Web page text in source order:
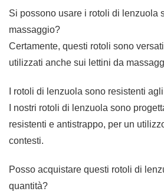
Si possono usare i rotoli di lenzuola
massaggio?
Certamente, questi rotoli sono
utilizzati anche sui lettini da
I rotoli di lenzuola sono resistenti
I nostri rotoli di lenzuola sono
resistenti e antistrappo, per un
contesti.
Posso acquistare questi rotoli di
quantità?